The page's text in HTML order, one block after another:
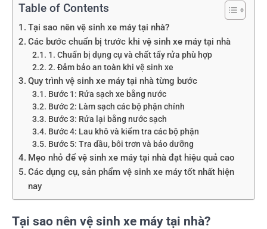
Table of Contents
Tại sao nên vệ sinh xe máy tại nhà?
Các bước chuẩn bị trước khi vệ sinh xe máy tại nhà
1. Chuẩn bị dụng cụ và chất tẩy rửa phù hợp
2. Đảm bảo an toàn khi vệ sinh xe
Quy trình vệ sinh xe máy tại nhà từng bước
Bước 1: Rửa sạch xe bằng nước
Bước 2: Làm sạch các bộ phận chính
Bước 3: Rửa lại bằng nước sạch
Bước 4: Lau khô và kiểm tra các bộ phận
Bước 5: Tra dầu, bôi trơn và bảo dưỡng
Mẹo nhỏ để vệ sinh xe máy tại nhà đạt hiệu quả cao
Các dụng cụ, sản phẩm vệ sinh xe máy tốt nhất hiện
nay
Tại sao nên vệ sinh xe máy tại nhà?